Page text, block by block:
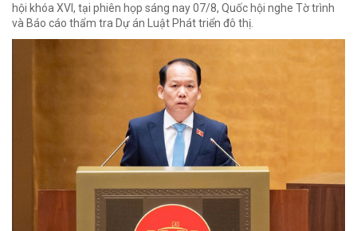
hội khóa XVI, tại phiên họp sáng nay 07/8, Quốc hội nghe Tờ trình
và Báo cáo thẩm tra Dự án Luật Phát triển đô thị.